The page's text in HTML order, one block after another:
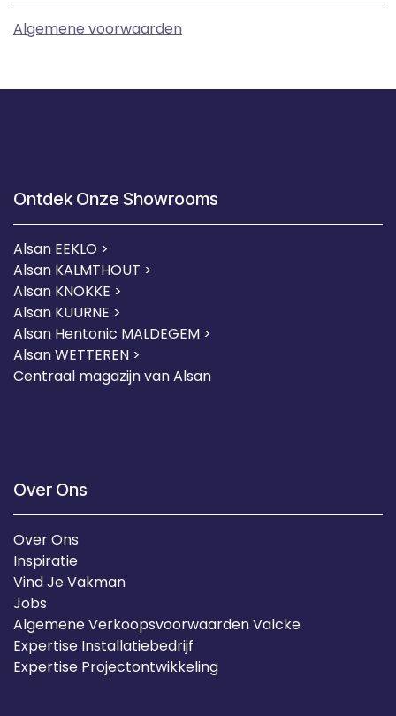
Algemene voorwaarden
Ontdek Onze Showrooms
Alsan EEKLO >
Alsan KALMTHOUT >
Alsan KNOKKE >
Alsan KUURNE >
Alsan Hentonic MALDEGEM >
Alsan WETTEREN >
Centraal magazijn van Alsan
Over Ons
Over Ons
Inspiratie
Vind Je Vakman
Jobs
Algemene Verkoopsvoorwaarden Valcke
Expertise Installatiebedrijf
Expertise Projectontwikkeling